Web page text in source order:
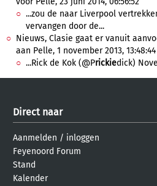
...zou de naar Liverpool
vervangen door de...
Nieuws, Clasie gaat er vanuit
aan Pelle, 1 november 2013, 13:48:44
...Rick de Kok (@Prickiedick)
Direct naar
Aanmelden / inloggen
Feyenoord Forum
Stand
Kalender